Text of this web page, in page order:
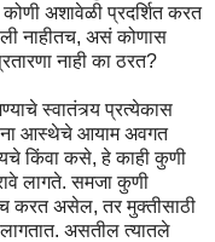
अशावेळी प्रदर्शित करत
नाहीतच, असं कोणास
नाही का ठरत?
स्वातंत्र्य प्रत्येकास
आस्थेचे आयाम अवगत
किंवा कसे, हे काही कुणी
लागते. समजा कुणी
करत असेल, तर मुक्तीसाठी
लागतात. असतील त्यातले